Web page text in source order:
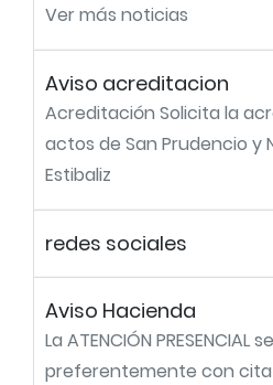
Ver más noticias
Aviso acreditacion
Acreditación Solicita la
actos de San Prudencio y
Estibaliz
redes sociales
Aviso Hacienda
La ATENCIÓN PRESENCIAL
preferentemente con cita